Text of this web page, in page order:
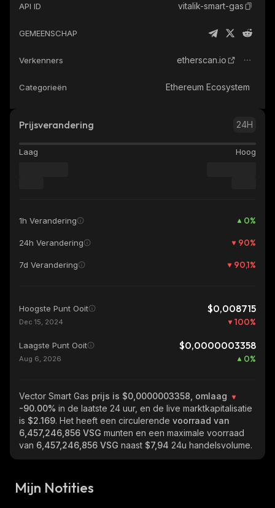
API ID vitalik-smart-gas
GEMEENSCHAP
Verkenners etherscan.io
Categorieën Ethereum Ecosystem
Prijsverandering 24H
Laag Hoog
1h Verandering 0%
24h Verandering 90%
7d Verandering 90,1%
Hoogste Punt Ooit $0,008715
Dec 15, 2024 100%
Laagste Punt Ooit $0,0000003358
Aug 6, 2026 0%
Vector Smart Gas prijs is $0,0000003358, omlaag
-90.00% in de laatste 24 uur, en de live marktkapitalisatie
is $2.169. Het heeft een circulerende voorraad van
6,457,246,856 VSG munten en een maximale voorraad
van 6,457,246,856 VSG naast $7,94 24u handelsvolume.
Mijn Notities